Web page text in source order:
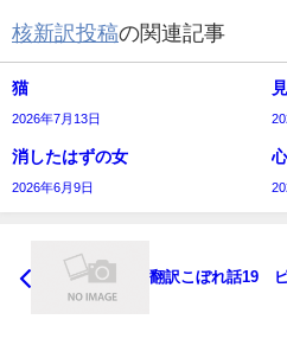
核新訳投稿の関連記事
猫
2026年7月13日
消したはずの女
2026年6月9日
翻訳こぼれ話19